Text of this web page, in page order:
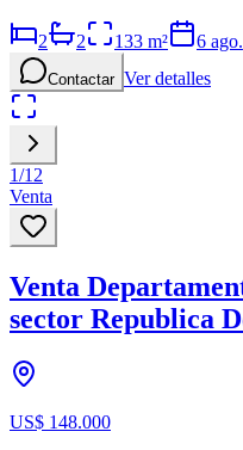
2 2 133 m² 6 ago.
Contactar Ver detalles
1/12
Venta
Venta
sector Republica
US$ 148.000